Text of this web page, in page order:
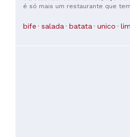
é só mais um restaurante que
Pelo valor que se paga pela
bife salada batata unico